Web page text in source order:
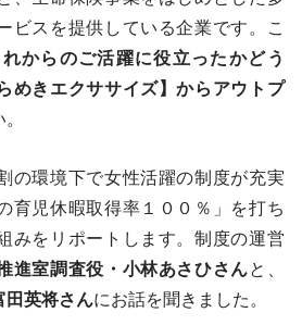
ビスを提供している企業です。こ
からのご活躍に役立ったかどう
めきエクササイズ】からアウトプ
の環境下で女性活躍の制度が充実
育児休暇取得率１００％」を打ち
みをリポートします。制度の運営
進室調査役・小林あさひさんと、
田英将さんにお話を聞きました。